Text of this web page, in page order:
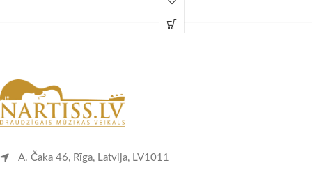
A. Čaka 46, Rīga, Latvija, LV1011